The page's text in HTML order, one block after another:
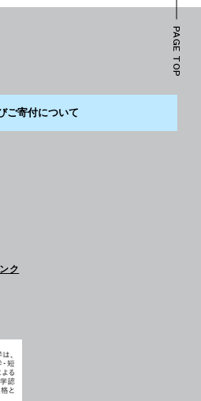
ご寄付について
ク
PAGE TOP